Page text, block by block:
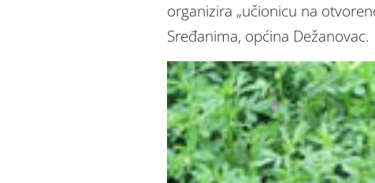
organizira „učionicu na
Sređanima, općina Dežanovac.